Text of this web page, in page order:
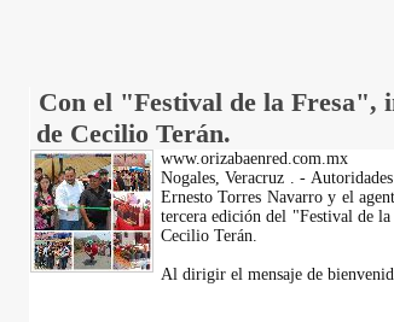
Con el "Festival de la Fresa",
de Cecilio Terán.
www.orizabaenred.com.mx
Nogales, Veracruz . -
Ernesto Torres Navarro y el
tercera edición del "Festival de
Cecilio Terán.
Al dirigir el mensaje de